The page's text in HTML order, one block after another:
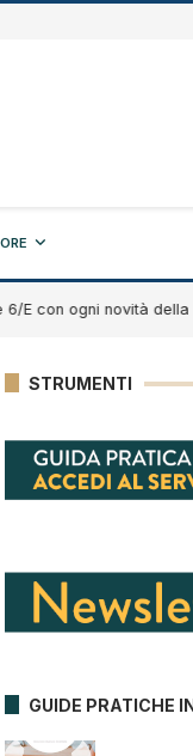
ogni novità della
STRUMENTI
GUIDE PRATICHE